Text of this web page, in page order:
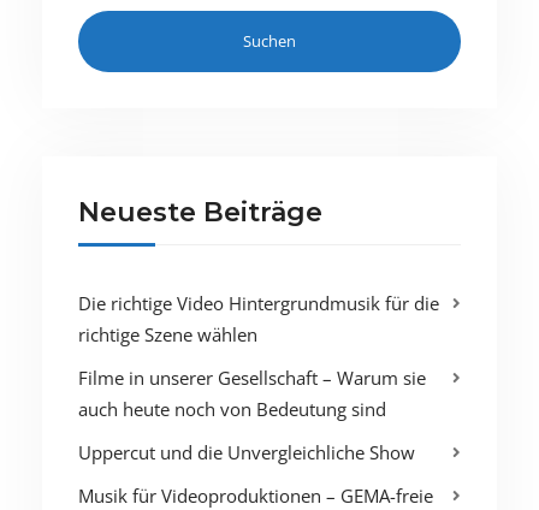
Neueste Beiträge
Die richtige Video Hintergrundmusik für die
richtige Szene wählen
Filme in unserer Gesellschaft – Warum sie
auch heute noch von Bedeutung sind
Uppercut und die Unvergleichliche Show
Musik für Videoproduktionen – GEMA-freie